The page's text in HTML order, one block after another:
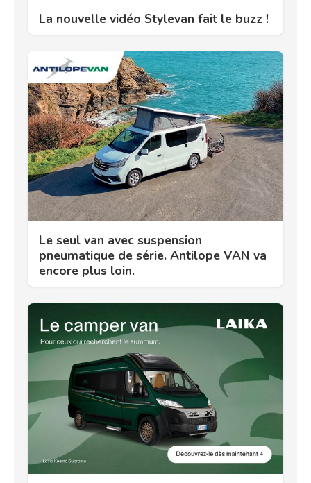
La nouvelle vidéo Stylevan fait le buzz !
Le seul van avec suspension
pneumatique de série. Antilope VAN va
encore plus loin.